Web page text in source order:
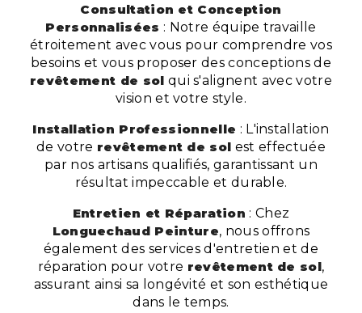
Consultation et Conception
Personnalisées : Notre équipe travaille
étroitement avec vous pour comprendre vos
besoins et vous proposer des conceptions de
revêtement de sol qui s'alignent avec votre
vision et votre style.
Installation Professionnelle : L'installation
de votre revêtement de sol est effectuée
par nos artisans qualifiés, garantissant un
résultat impeccable et durable.
Entretien et Réparation : Chez
Longuechaud Peinture, nous offrons
également des services d'entretien et de
réparation pour votre revêtement de sol,
assurant ainsi sa longévité et son esthétique
dans le temps.